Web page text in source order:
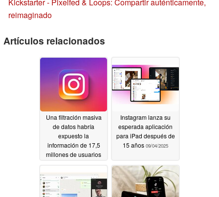
reimaginado
Artículos relacionados
Una filtración masiva
de datos habría
expuesto la
información de 17,5
millones de usuarios
Instagram lanza su
esperada aplicación
para iPad después de
15 años 09/04/2025